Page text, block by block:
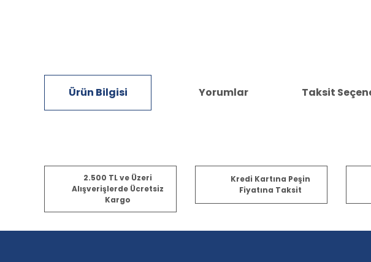
Ürün Bilgisi Yorumlar Taksit
Bu ürünün fiyat bilgisi, resim, ürün açıklamalarında ve diğer konularda yetersiz
Görüş ve önerileriniz için teşekkür ederiz.
Ürün resmi kalitesiz, bozuk veya görüntülenemiyor.
Ürün açıklamasında eksik bilgiler bulunuyor.
2.500 TL ve Üzeri
Alışverişlerde Ücretsiz
Kargo
Kredi Kartına Peşin
Fiyatına Taksit